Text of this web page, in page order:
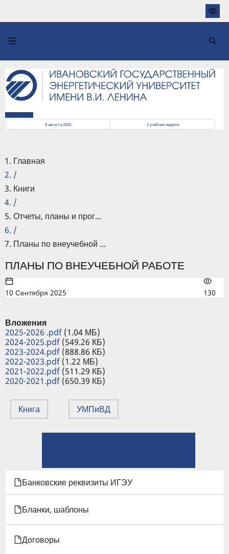
основному
8 августа 2026
2учебная неделя
Главная
/
Книги
/
Отчеты, планы и прог...
/
Планы по внеучебной ...
ПЛАНЫ ПО ВНЕУЧЕБНОЙ РАБОТЕ
10 Сентября 2025 130
Вложения
2025-2026 .pdf (1.04 МБ)
2024-2025.pdf (549.26 КБ)
2023-2024.pdf (888.86 КБ)
2022-2023.pdf (1.22 МБ)
2021-2022.pdf (511.29 КБ)
2020-2021.pdf (650.39 КБ)
Книга УМПиВД
КНИГИ
ДЛЯ
ПЛАНЫ
ПО
Банковские реквизиты ИГЭУ
Бланки, шаблоны
Договоры